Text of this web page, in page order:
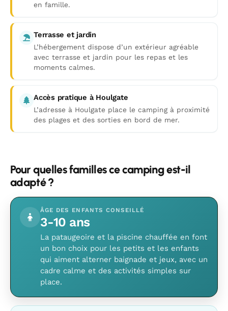
en famille.
Terrasse et jardin
L’hébergement dispose d’un extérieur agréable
avec terrasse et jardin pour les repas et les
moments calmes.
Accès pratique à Houlgate
L’adresse à Houlgate place le camping à proximité
des plages et des sorties en bord de mer.
Pour quelles familles ce camping est-il
adapté ?
ÂGE DES ENFANTS CONSEILLÉ
3-10 ans
La pataugeoire et la piscine chauffée en font
un bon choix pour les petits et les enfants
qui aiment alterner baignade et jeux, avec un
cadre calme et des activités simples sur
place.